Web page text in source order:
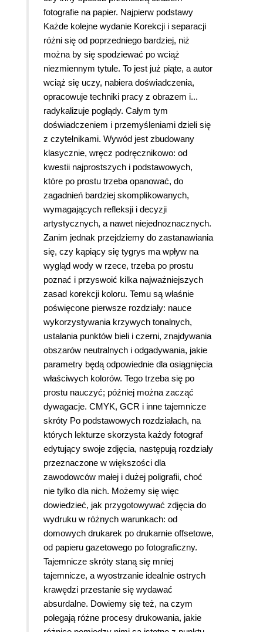
fotografie na papier. Najpierw podstawy
Każde kolejne wydanie Korekcji i separacji
różni się od poprzedniego bardziej, niż
można by się spodziewać po wciąż
niezmiennym tytule. To jest już piąte, a autor
wciąż się uczy, nabiera doświadczenia,
opracowuje techniki pracy z obrazem i...
radykalizuje poglądy. Całym tym
doświadczeniem i przemyśleniami dzieli się
z czytelnikami. Wywód jest zbudowany
klasycznie, wręcz podręcznikowo: od
kwestii najprostszych i podstawowych,
które po prostu trzeba opanować, do
zagadnień bardziej skomplikowanych,
wymagających refleksji i decyzji
artystycznych, a nawet niejednoznacznych.
Zanim jednak przejdziemy do zastanawiania
się, czy kąpiący się tygrys ma wpływ na
wygląd wody w rzece, trzeba po prostu
poznać i przyswoić kilka najważniejszych
zasad korekcji koloru. Temu są właśnie
poświęcone pierwsze rozdziały: nauce
wykorzystywania krzywych tonalnych,
ustalania punktów bieli i czerni, znajdywania
obszarów neutralnych i odgadywania, jakie
parametry będą odpowiednie dla osiągnięcia
właściwych kolorów. Tego trzeba się po
prostu nauczyć; później można zacząć
dywagacje. CMYK, GCR i inne tajemnicze
skróty Po podstawowych rozdziałach, na
których lekturze skorzysta każdy fotograf
edytujący swoje zdjęcia, następują rozdziały
przeznaczone w większości dla
zawodowców małej i dużej poligrafii, choć
nie tylko dla nich. Możemy się więc
dowiedzieć, jak przygotowywać zdjęcia do
wydruku w różnych warunkach: od
domowych drukarek po drukarnie offsetowe,
od papieru gazetowego po fotograficzny.
Tajemnicze skróty staną się mniej
tajemnicze, a wyostrzanie idealnie ostrych
krawędzi przestanie się wydawać
absurdalne. Dowiemy się też, na czym
polegają różne procesy drukowania, jakie